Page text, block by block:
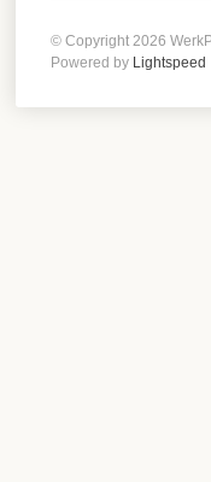
© Copyright 2026
Powered by Lightspeed